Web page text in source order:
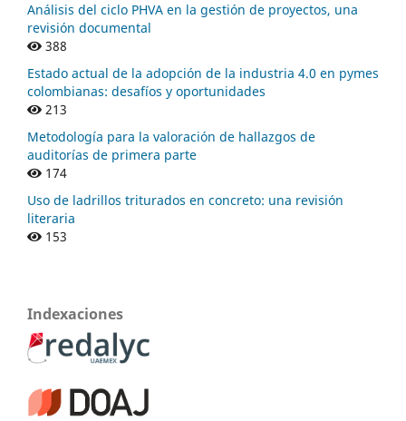
Análisis del ciclo PHVA en la gestión de proyectos, una
revisión documental
388
Estado actual de la adopción de la industria 4.0 en pymes
colombianas: desafíos y oportunidades
213
Metodología para la valoración de hallazgos de
auditorías de primera parte
174
Uso de ladrillos triturados en concreto: una revisión
literaria
153
Indexaciones